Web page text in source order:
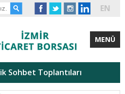
EN
MENÜ
Sohbet Toplantıları